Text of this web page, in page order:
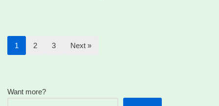
1 2 3 Next »
Want more?